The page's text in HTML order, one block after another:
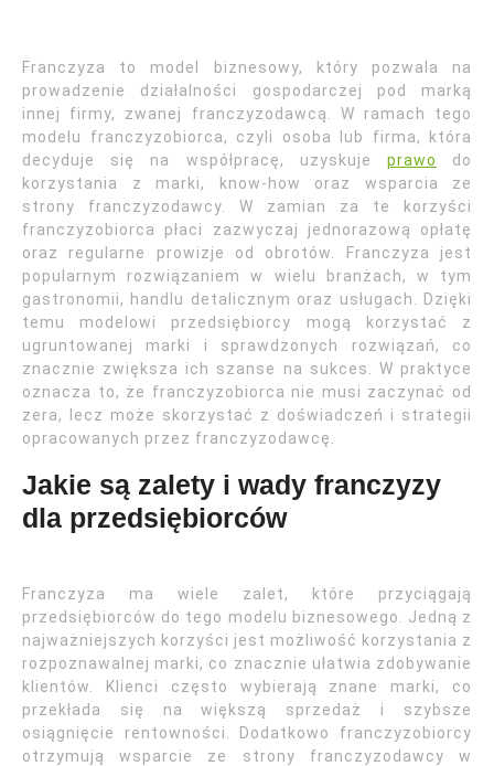
Franczyza to model biznesowy, który pozwala na
prowadzenie działalności gospodarczej pod marką
innej firmy, zwanej franczyzodawcą. W ramach tego
modelu franczyzobiorca, czyli osoba lub firma, która
decyduje się na współpracę, uzyskuje prawo
do
korzystania z marki, know-how oraz wsparcia ze
strony franczyzodawcy. W zamian za te korzyści
franczyzobiorca płaci zazwyczaj jednorazową opłatę
oraz regularne prowizje od obrotów. Franczyza jest
popularnym rozwiązaniem w wielu branżach, w tym
gastronomii, handlu detalicznym oraz usługach. Dzięki
temu modelowi przedsiębiorcy mogą korzystać z
ugruntowanej marki i sprawdzonych rozwiązań, co
znacznie zwiększa ich szanse na sukces. W praktyce
oznacza to, że franczyzobiorca nie musi zaczynać od
zera, lecz może skorzystać z doświadczeń i strategii
opracowanych przez franczyzodawcę.
Jakie są zalety i wady franczyzy
dla przedsiębiorców
Franczyza ma wiele zalet, które przyciągają
przedsiębiorców do tego modelu biznesowego. Jedną z
najważniejszych korzyści jest możliwość korzystania z
rozpoznawalnej marki, co znacznie ułatwia zdobywanie
klientów. Klienci często wybierają znane marki, co
przekłada się na większą sprzedaż i szybsze
osiągnięcie rentowności. Dodatkowo franczyzobiorcy
otrzymują wsparcie ze strony franczyzodawcy w